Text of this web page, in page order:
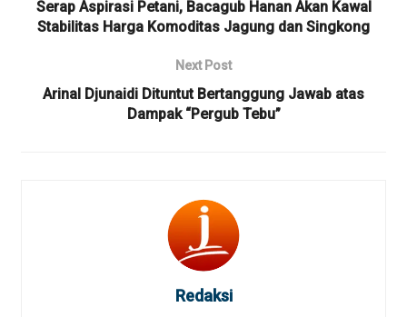
Serap Aspirasi Petani, Bacagub Hanan Akan Kawal
Stabilitas Harga Komoditas Jagung dan Singkong
Next Post
Arinal Djunaidi Dituntut Bertanggung Jawab atas
Dampak “Pergub Tebu”
Redaksi